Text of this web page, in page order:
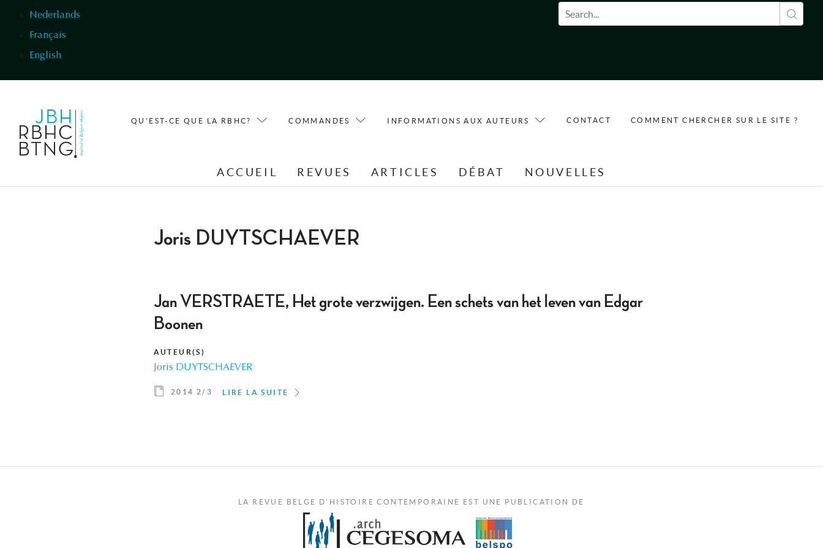
Nederlands
Français
English
Formulaire de recherche
QU'EST-CE QUE LA RBHC? COMMANDES INFORMATIONS AUX AUTEURS CONTACT COMMENT CHERCHER SUR LE SITE ?
ACCUEIL REVUES ARTICLES DÉBAT NOUVELLES
Joris DUYTSCHAEVER
Jan VERSTRAETE, Het grote verzwijgen. Een schets van het leven van Edgar
Boonen
AUTEUR(S)
Joris DUYTSCHAEVER
2014 2/3 LIRE LA SUITE
LA REVUE BELGE D'HISTOIRE CONTEMPORAINE EST UNE PUBLICATION DE